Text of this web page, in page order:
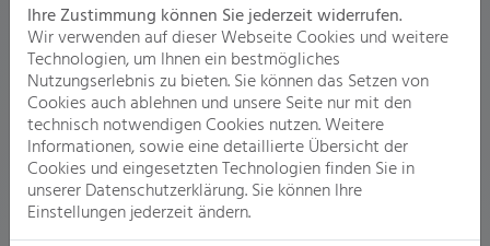
Ihre Vorteile
Individuelle Planung und persönliche Beratung
Ihre Zustimmung können Sie jederzeit widerrufen.
Wir verwenden auf dieser Webseite Cookies und weitere
Technologien, um Ihnen ein bestmögliches
Nutzungserlebnis zu bieten. Sie können das Setzen von
Cookies auch ablehnen und unsere Seite nur mit den
technisch notwendigen Cookies nutzen. Weitere
Informationen, sowie eine detaillierte Übersicht der
Cookies und eingesetzten Technologien finden Sie in
unserer Datenschutzerklärung. Sie können Ihre
Einstellungen jederzeit ändern.